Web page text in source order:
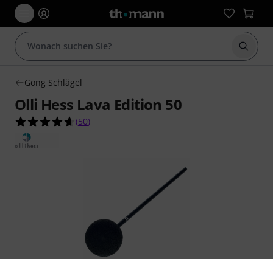
Suche
Gong Schlägel
Olli Hess Lava Edition 50
4.6 von 5 Sternen aus 50 Kundenbewertungen
(50)